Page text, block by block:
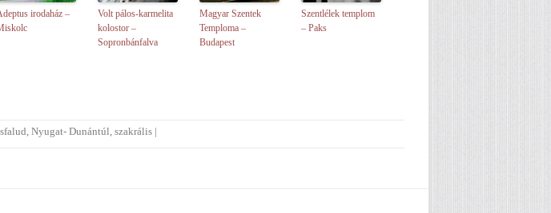
irodaház –
Volt pálos-karmelita
kolostor –
Sopronbánfalva
Magyar Szentek
Temploma –
Budapest
Szentlélek templom
– Paks
,Nyugat- Dunántúl,szakrális |